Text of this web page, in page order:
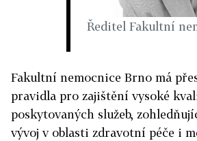
Ředitel Fakultní
Fakultní nemocnice Brno má
pravidla pro zajištění vysoké
poskytovaných služeb,
vývoj v oblasti zdravotní péče i